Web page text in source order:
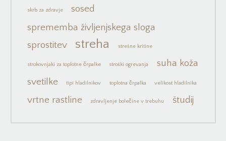
skrb za zdravje
sosed
sprememba življenjskega sloga
sprostitev
streha strešne kritine
strokovnjaki za toplotne črpalke stroški ogrevanja
suha koža
svetilke
tipi hladilnikov toplotna črpalka velikost hladilnika
vrtne rastline zdravljenje bolečine v trebuhu študij